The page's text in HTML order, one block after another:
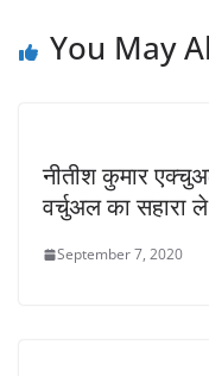
You May
नीतीश कुमार
वर्चुअल का सहारा
September 7, 2020